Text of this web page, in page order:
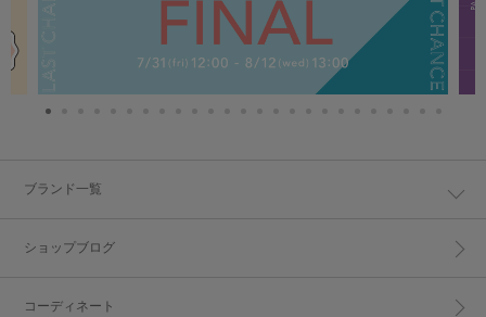
ブランド一覧
ショップブログ
コーディネート